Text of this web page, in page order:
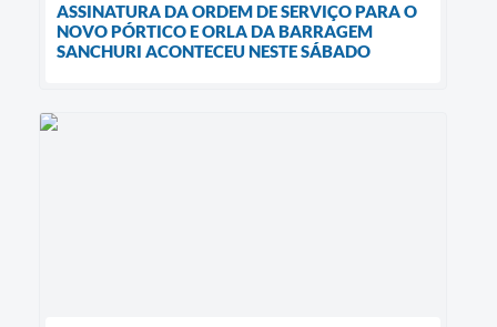
ASSINATURA DA ORDEM DE SERVIÇO PARA O
NOVO PÓRTICO E ORLA DA BARRAGEM
SANCHURI ACONTECEU NESTE SÁBADO